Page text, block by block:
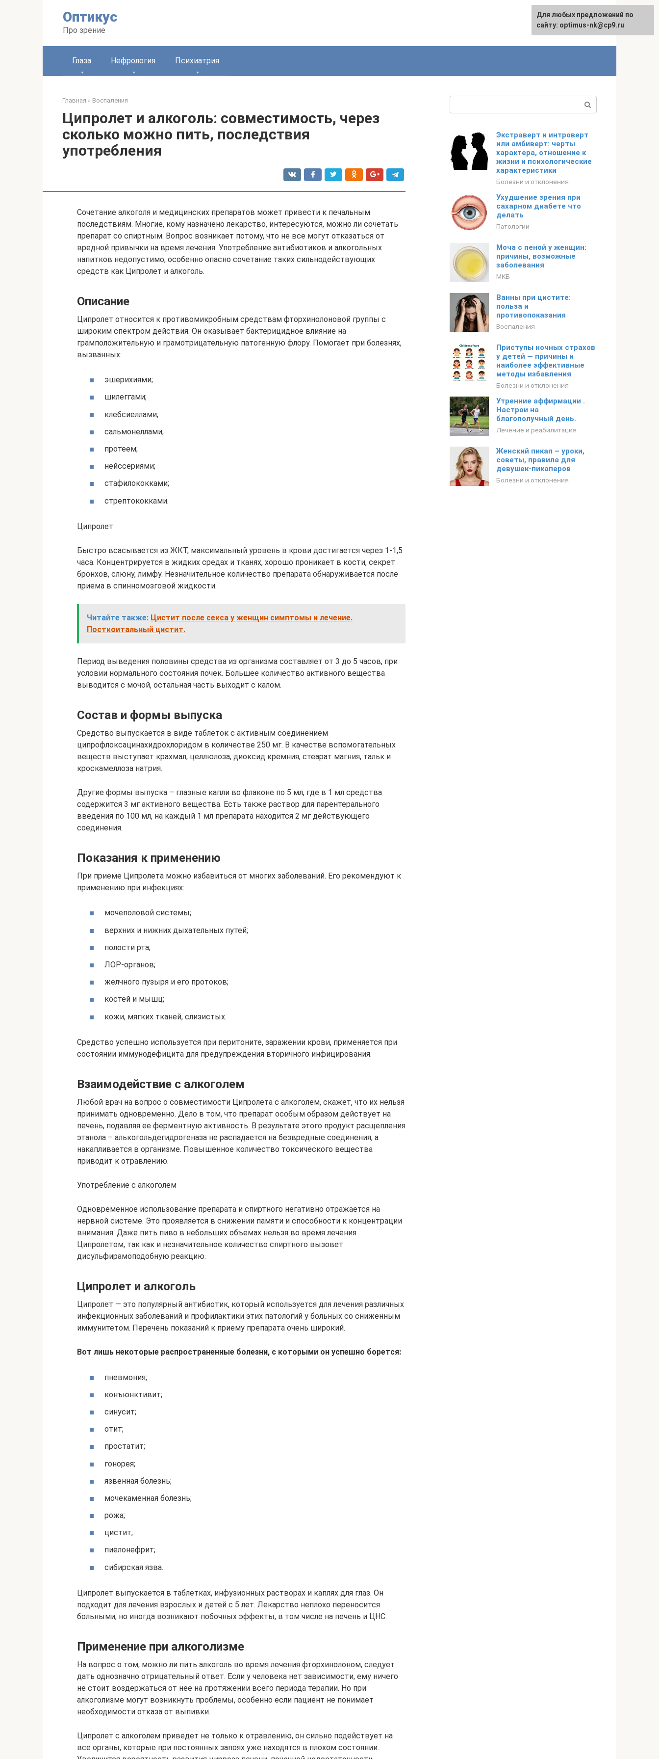
Оптикус
Про зрение
English
Глаза Нефрология Психиатрия
Главная » Воспаления
Ципролет и алкоголь: совместимость, через
сколько можно пить, последствия
употребления
Сочетание алкоголя и медицинских препаратов может привести к печальным
последствиям. Многие, кому назначено лекарство, интересуются, можно ли сочетать
препарат со спиртным. Вопрос возникает потому, что не все могут отказаться от
вредной привычки на время лечения. Употребление антибиотиков и алкогольных
напитков недопустимо, особенно опасно сочетание таких сильнодействующих
средств как Ципролет и алкоголь.
Описание
Ципролет относится к противомикробным средствам фторхинолоновой группы с
широким спектром действия. Он оказывает бактерицидное влияние на
грамположительную и грамотрицательную патогенную флору. Помогает при болезнях,
вызванных:
эшерихиями;
шилеггами;
клебсиеллами;
сальмонеллами;
протеем;
нейссериями;
стафилококками;
стрептококками.
Ципролет
Быстро всасывается из ЖКТ, максимальный уровень в крови достигается через 1-1,5
часа. Концентрируется в жидких средах и тканях, хорошо проникает в кости, секрет
бронхов, слюну, лимфу. Незначительное количество препарата обнаруживается после
приема в спинномозговой жидкости.
Читайте также: Цистит после секса у женщин симптомы и лечение.
Посткоитальный цистит.
Период выведения половины средства из организма составляет от 3 до 5 часов, при
условии нормального состояния почек. Большее количество активного вещества
выводится с мочой, остальная часть выходит с калом.
Состав и формы выпуска
Средство выпускается в виде таблеток с активным соединением
ципрофлоксацинахидрохлоридом в количестве 250 мг. В качестве вспомогательных
веществ выступает крахмал, целлюлоза, диоксид кремния, стеарат магния, тальк и
кроскамеллоза натрия.
Другие формы выпуска – глазные капли во флаконе по 5 мл, где в 1 мл средства
содержится 3 мг активного вещества. Есть также раствор для парентерального
введения по 100 мл, на каждый 1 мл препарата находится 2 мг действующего
соединения.
Показания к применению
При приеме Ципролета можно избавиться от многих заболеваний. Его рекомендуют к
применению при инфекциях:
мочеполовой системы;
верхних и нижних дыхательных путей;
полости рта;
ЛОР-органов;
желчного пузыря и его протоков;
костей и мышц;
кожи, мягких тканей, слизистых.
Средство успешно используется при перитоните, заражении крови, применяется при
состоянии иммунодефицита для предупреждения вторичного инфицирования.
Взаимодействие с алкоголем
Любой врач на вопрос о совместимости Ципролета с алкоголем, скажет, что их нельзя
принимать одновременно. Дело в том, что препарат особым образом действует на
печень, подавляя ее ферментную активность. В результате этого продукт расщепления
этанола – алькогольдегидрогеназа не распадается на безвредные соединения, а
накапливается в организме. Повышенное количество токсического вещества
приводит к отравлению.
Употребление с алкоголем
Одновременное использование препарата и спиртного негативно отражается на
нервной системе. Это проявляется в снижении памяти и способности к концентрации
внимания. Даже пить пиво в небольших объемах нельзя во время лечения
Ципролетом, так как и незначительное количество спиртного вызовет
дисульфирамоподобную реакцию.
Ципролет и алкоголь
Ципролет — это популярный антибиотик, который используется для лечения различных
инфекционных заболеваний и профилактики этих патологий у больных со сниженным
иммунитетом. Перечень показаний к приему препарата очень широкий.
Вот лишь некоторые распространенные болезни, с которыми он успешно борется:
пневмония;
конъюнктивит;
синусит;
отит;
простатит;
гонорея;
язвенная болезнь;
мочекаменная болезнь;
рожа;
цистит;
пиелонефрит;
сибирская язва.
Ципролет выпускается в таблетках, инфузионных растворах и каплях для глаз. Он
подходит для лечения взрослых и детей с 5 лет. Лекарство неплохо переносится
больными, но иногда возникают побочных эффекты, в том числе на печень и ЦНС.
Применение при алкоголизме
На вопрос о том, можно ли пить алкоголь во время лечения фторхинолоном, следует
дать однозначно отрицательный ответ. Если у человека нет зависимости, ему ничего
не стоит воздержаться от нее на протяжении всего периода терапии. Но при
алкоголизме могут возникнуть проблемы, особенно если пациент не понимает
необходимости отказа от выпивки.
Ципролет с алкоголем приведет не только к отравлению, он сильно подействует на
все органы, которые при постоянных запоях уже находятся в плохом состоянии.
Экстраверт и интроверт
или амбиверт: черты
характера, отношение к
жизни и психологические
характеристики
Болезни и отклонения
Ухудшение зрения при
сахарном диабете что
делать
Патологии
Моча с пеной у женщин:
причины, возможные
заболевания
МКБ
Ванны при цистите:
польза и
противопоказания
Воспаления
Приступы ночных страхов
у детей — причины и
наиболее эффективные
методы избавления
Болезни и отклонения
Утренние аффирмации .
Настрои на
благополучный день.
Лечение и реабилитация
Женский пикап – уроки,
советы, правила для
девушек-пикаперов
Болезни и отклонения
Для любых предложений по
сайту: optimus-nk@cp9.ru